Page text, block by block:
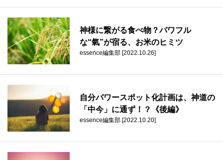
神様に繋がる食べ物？パワフル
な“氣”が宿る、お米のヒミツ
essence編集部 [2022.10.26]
自分パワースポット化計画は、神道の
「中今」に通ず！？《後編》
essence編集部 [2022.10.20]